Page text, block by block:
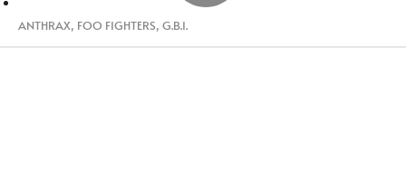
ANTHRAX, FOO FIGHTERS, G.B.I.